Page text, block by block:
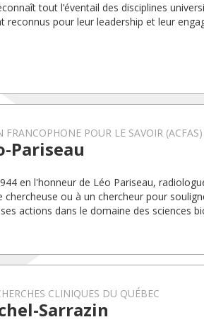
tout l’éventail des disciplines
reconnus pour leur leadership et leur
FRANCOPHONE POUR LE SAVOIR (ACFAS)
Pariseau
en l'honneur de Léo Pariseau,
chercheuse ou à un chercheur pour
actions dans le domaine des sciences
CLINIQUES DU QUÉBEC
Sarrazin